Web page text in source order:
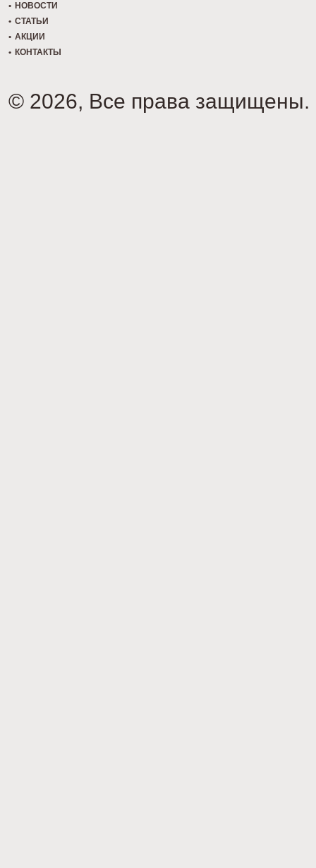
НОВОСТИ
СТАТЬИ
АКЦИИ
КОНТАКТЫ
© 2026, Все права защищены.